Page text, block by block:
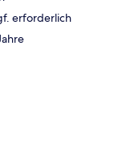
erforderlich